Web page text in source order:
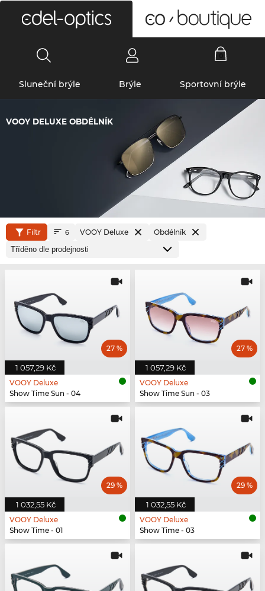
Sluneční brýle Brýle Sportovní brýle
VOOY DELUXE OBDÉLNÍK
Filtr 6 VOOY Deluxe Obdélník
1 057,29 Kč
27 %
VOOY Deluxe
Show Time Sun - 04
1 057,29 Kč
27 %
VOOY Deluxe
Show Time Sun - 03
1 032,55 Kč
29 %
VOOY Deluxe
Show Time - 01
1 032,55 Kč
29 %
VOOY Deluxe
Show Time - 03